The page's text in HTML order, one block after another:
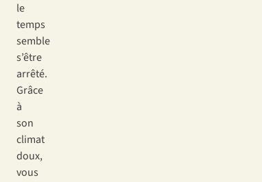
le
temps
semble
s’être
arrêté.
Grâce
à
son
climat
doux,
vous